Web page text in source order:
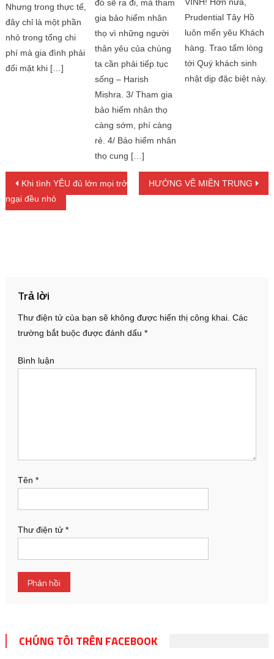
Nhưng trong thực tế,
đây chỉ là một phần
nhỏ trong tổng chi
phí mà gia đình phải
đối mặt khi […]
đó sẽ ra đi, mà tham
gia bảo hiểm nhân
thọ vì những người
thân yêu của chúng
ta cần phải tiếp tục
sống – Harish
Mishra. 3/ Tham gia
bảo hiểm nhân thọ
càng sớm, phí càng
rẻ. 4/ Bảo hiểm nhân
thọ cung […]
Prudential Tây Hồ
luôn mến yêu Khách
hàng. Trao tấm lòng
tới Quý khách sinh
nhật dịp đặc biệt này.
Điều hướng bài viết
Khi tình YÊU đủ lớn mọi trở
ngại đều nhỏ
HƯỚNG VỀ MIỀN TRUNG
Trả lời
Thư điện tử của bạn sẽ không được hiển thị công khai. Các
trường bắt buộc được đánh dấu *
Bình luận
Tên *
Thư điện tử *
CHÚNG TÔI TRÊN FACEBOOK